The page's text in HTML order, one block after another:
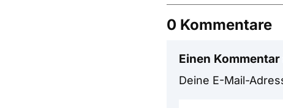
0 Kommentare
Einen
Deine E-Mail-